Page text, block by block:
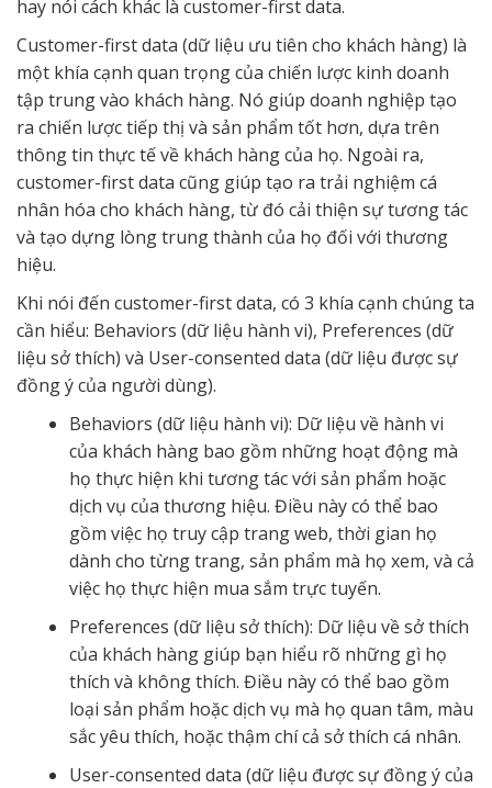
hay nói cách khác là customer-first data.
Customer-first data (dữ liệu ưu tiên cho khách hàng) là
một khía cạnh quan trọng của chiến lược kinh doanh
tập trung vào khách hàng. Nó giúp doanh nghiệp tạo
ra chiến lược tiếp thị và sản phẩm tốt hơn, dựa trên
thông tin thực tế về khách hàng của họ. Ngoài ra,
customer-first data cũng giúp tạo ra trải nghiệm cá
nhân hóa cho khách hàng, từ đó cải thiện sự tương tác
và tạo dựng lòng trung thành của họ đối với thương
hiệu.
Khi nói đến customer-first data, có 3 khía cạnh chúng ta
cần hiểu: Behaviors (dữ liệu hành vi), Preferences (dữ
liệu sở thích) và User-consented data (dữ liệu được sự
đồng ý của người dùng).
Behaviors (dữ liệu hành vi): Dữ liệu về hành vi
của khách hàng bao gồm những hoạt động mà
họ thực hiện khi tương tác với sản phẩm hoặc
dịch vụ của thương hiệu. Điều này có thể bao
gồm việc họ truy cập trang web, thời gian họ
dành cho từng trang, sản phẩm mà họ xem, và cả
việc họ thực hiện mua sắm trực tuyến.
Preferences (dữ liệu sở thích): Dữ liệu về sở thích
của khách hàng giúp bạn hiểu rõ những gì họ
thích và không thích. Điều này có thể bao gồm
loại sản phẩm hoặc dịch vụ mà họ quan tâm, màu
sắc yêu thích, hoặc thậm chí cả sở thích cá nhân.
User-consented data (dữ liệu được sự đồng ý của